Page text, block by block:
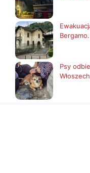
Psy
Włoszech